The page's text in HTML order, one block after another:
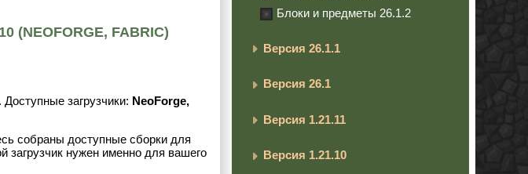
FABRIC)
. Доступные загрузчики: NeoForge,
собраны доступные сборки для
загрузчик нужен именно для вашего
Блоки и предметы 26.1.2
Версия 26.1.1
Версия 26.1
Версия 1.21.11
Версия 1.21.10